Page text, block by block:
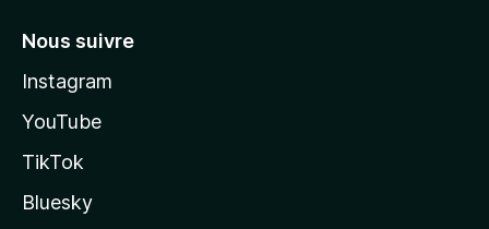
Nous suivre
Instagram
YouTube
TikTok
Bluesky